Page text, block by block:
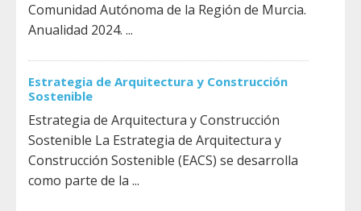
Comunidad Autónoma de la Región de Murcia.
Anualidad 2024. ...
Estrategia de Arquitectura y Construcción
Sostenible
Estrategia de Arquitectura y Construcción
Sostenible La Estrategia de Arquitectura y
Construcción Sostenible (EACS) se desarrolla
como parte de la ...